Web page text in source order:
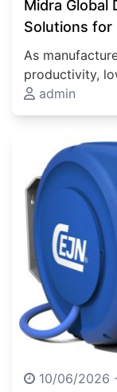
Midra Global
Solutions for
Automotive
As
productivity,
sustainable
material
admin
10/06/2026